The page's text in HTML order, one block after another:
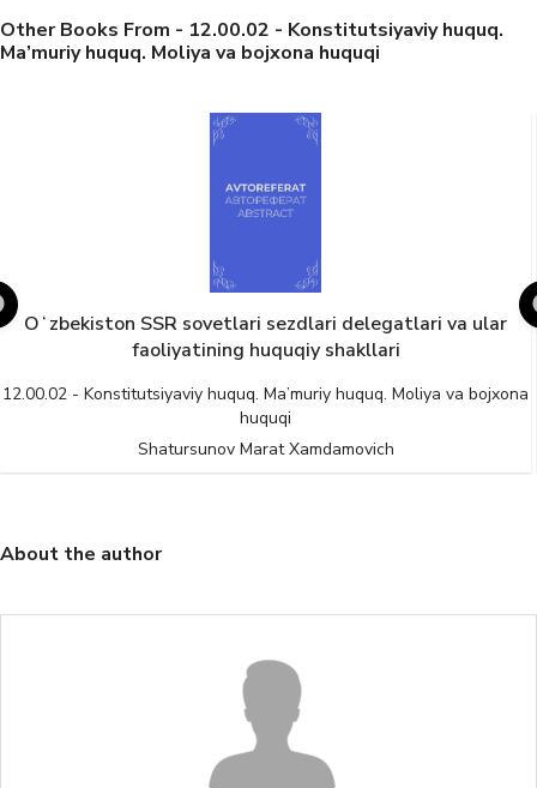
Other Books From - 12.00.02 - Konstitutsiyaviy huquq.
Ma’muriy huquq. Moliya va bojxona huquqi
Oʻzbekiston SSR sovetlari sezdlari delegatlari va ular
faoliyatining huquqiy shakllari
12.00.02 - Konstitutsiyaviy huquq. Ma’muriy huquq. Moliya va bojxona
huquqi
Shatursunov Marat Xamdamovich
About the author